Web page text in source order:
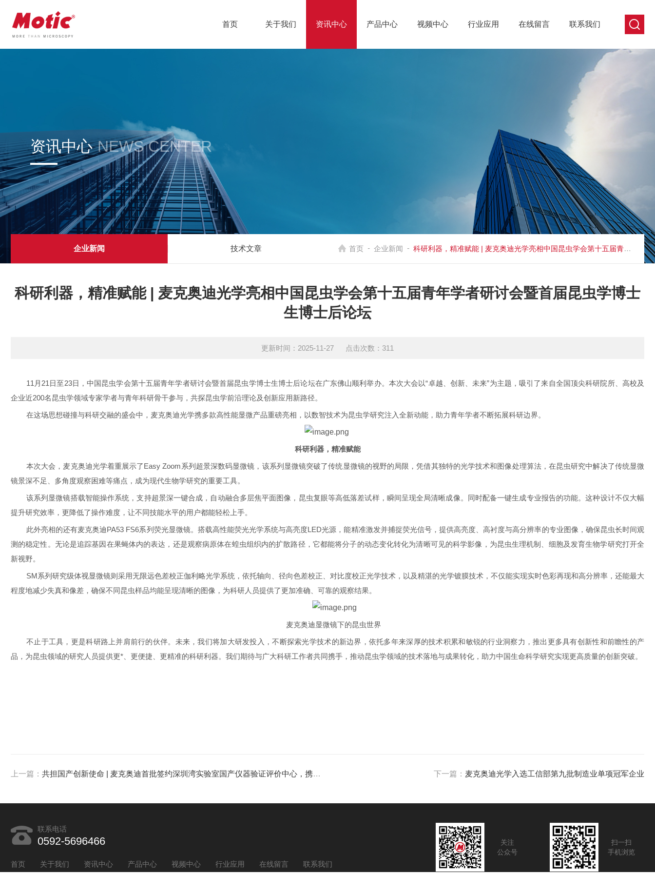
首页 关于我们 资讯中心 产品中心 视频中心 行业应用 在线留言 联系我们
资讯中心 NEWS CENTER
企业新闻 技术文章 首页 - 企业新闻 - 科研利器，精准赋能 | 麦克奥迪光学亮相中国昆虫学会第十五届青年学者研讨会暨首届昆虫学博士生博士后论坛
科研利器，精准赋能 | 麦克奥迪光学亮相中国昆虫学会第十五届青年学者研讨会暨首届昆虫学博士
生博士后论坛
更新时间：2025-11-27 点击次数：311
11月21日至23日，中国昆虫学会第十五届青年学者研讨会暨首届昆虫学博士生博士后论坛在广东佛山顺利举办。本次大会以“卓越、创新、未来”为主题，吸引了来自全国顶尖科研院所、高校及
企业近200名昆虫学领域专家学者与青年科研骨干参与，共探昆虫学前沿理论及创新应用新路径。
在这场思想碰撞与科研交融的盛会中，麦克奥迪光学携多款高性能显微产品重磅亮相，以数智技术为昆虫学研究注入全新动能，助力青年学者不断拓展科研边界。
科研利器，精准赋能
本次大会，麦克奥迪光学着重展示了Easy Zoom系列超景深数码显微镜，该系列显微镜突破了传统显微镜的视野的局限，凭借其独特的光学技术和图像处理算法，在昆虫研究中解决了传统显微
镜景深不足、多角度观察困难等痛点，成为现代生物学研究的重要工具。
该系列显微镜搭载智能操作系统，支持超景深一键合成，自动融合多层焦平面图像，昆虫复眼等高低落差试样，瞬间呈现全局清晰成像。同时配备一键生成专业报告的功能。这种设计不仅大幅
提升研究效率，更降低了操作难度，让不同技能水平的用户都能轻松上手。
此外亮相的还有麦克奥迪PA53 FS6系列荧光显微镜。搭载高性能荧光光学系统与高亮度LED光源，能精准激发并捕捉荧光信号，提供高亮度、高衬度与高分辨率的专业图像，确保昆虫长时间观
测的稳定性。无论是追踪基因在果蝇体内的表达，还是观察病原体在蝗虫组织内的扩散路径，它都能将分子的动态变化转化为清晰可见的科学影像，为昆虫生理机制、细胞及发育生物学研究打开全
新视野。
SM系列研究级体视显微镜则采用无限远色差校正伽利略光学系统，依托轴向、径向色差校正、对比度校正光学技术，以及精湛的光学镀膜技术，不仅能实现实时色彩再现和高分辨率，还能最大
程度地减少失真和像差，确保不同昆虫样品均能呈现清晰的图像，为科研人员提供了更加准确、可靠的观察结果。
麦克奥迪显微镜下的昆虫世界
不止于工具，更是科研路上并肩前行的伙伴。未来，我们将加大研发投入，不断探索光学技术的新边界，依托多年来深厚的技术积累和敏锐的行业洞察力，推出更多具有创新性和前瞻性的产
品，为昆虫领域的研究人员提供更*、更便捷、更精准的科研利器。我们期待与广大科研工作者共同携手，推动昆虫学领域的技术落地与成果转化，助力中国生命科学研究实现更高质量的创新突破。
上一篇： 共担国产创新使命 | 麦克奥迪首批签约深圳湾实验室国产仪器验证评价中心，携手启动联合研发计划 下一篇： 麦克奥迪光学入选工信部第九批制造业单项冠军企业
联系电话
0592-5696466
首页 关于我们 资讯中心 产品中心 视频中心 行业应用 在线留言 联系我们
关注
公众号
扫一扫
手机浏览